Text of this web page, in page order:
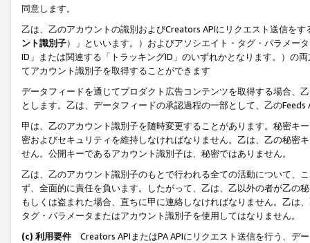
同意します。
乙は、乙のアカウントの識別およびCreators APIにリクエスト送信を
ント識別子）」といいます。）およびアソシエイト・タグ・パラメー
ID」または関連する「トラッキングID」のいずれかとなります。）の
てアカウント識別子を取得することができます
データフィードを通じてプロダクト広告コンテンツを取得する場合、
とします。乙は、データフィードの承認過程の一部として、乙の
甲は、乙のアカウント識別子を随時変更することがあります。秘密キ
密およびセキュリティを維持しなければなりません。乙は、乙の秘密
せん。公開キーであるアカウント識別子は、秘密ではありません。
乙は、乙のアカウント識別子のもとで行われる全ての活動について、
ず、全面的に責任を負います。したがって、乙は、乙以外の者が乙の
もしくは盗まれた場合、直ちに甲に連絡しなければなりません。乙は
タグ・パラメータまたはアカウント識別子を使用してはなりません。
(c) 利用要件 Creators APIまたはPA APIにリクエスト送信を行う、デ